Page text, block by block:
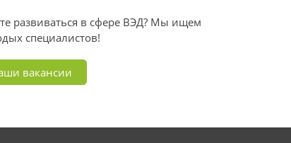
развиваться в сфере ВЭД? Мы ищем
специалистов!
вакансии